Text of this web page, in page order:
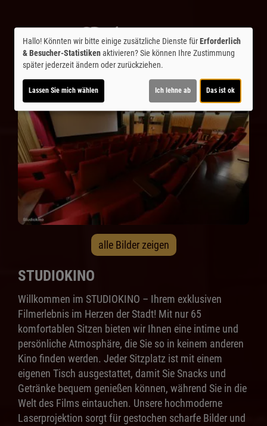
alle Bilder zeigen
STUDIOKINO
Willkommen im STUDIOKINO – Ihrem exklusiven
Filmerlebnis im Herzen der Stadt! Mit nur 65
komfortablen Sitzen bieten wir Ihnen eine intime und
persönliche Atmosphäre, die Sie so in keinem anderen
Kino finden werden. Jeder Sitzplatz ist mit einem
eigenen Tisch ausgestattet, damit Sie Snacks und
Getränke bequem genießen können, während Sie in die
Welt des Films eintauchen. Unsere hochmoderne
Laserprojektion sorgt für gestochen scharfe Bilder und
Hallo! Könnten wir bitte einige zusätzliche Dienste fürErforderlich
& Besucher-Statistikenaktivieren? Sie können Ihre Zustimmung
später jederzeit ändern oder zurückziehen.
Lassen Sie mich wählen Ich lehne ab Das ist ok